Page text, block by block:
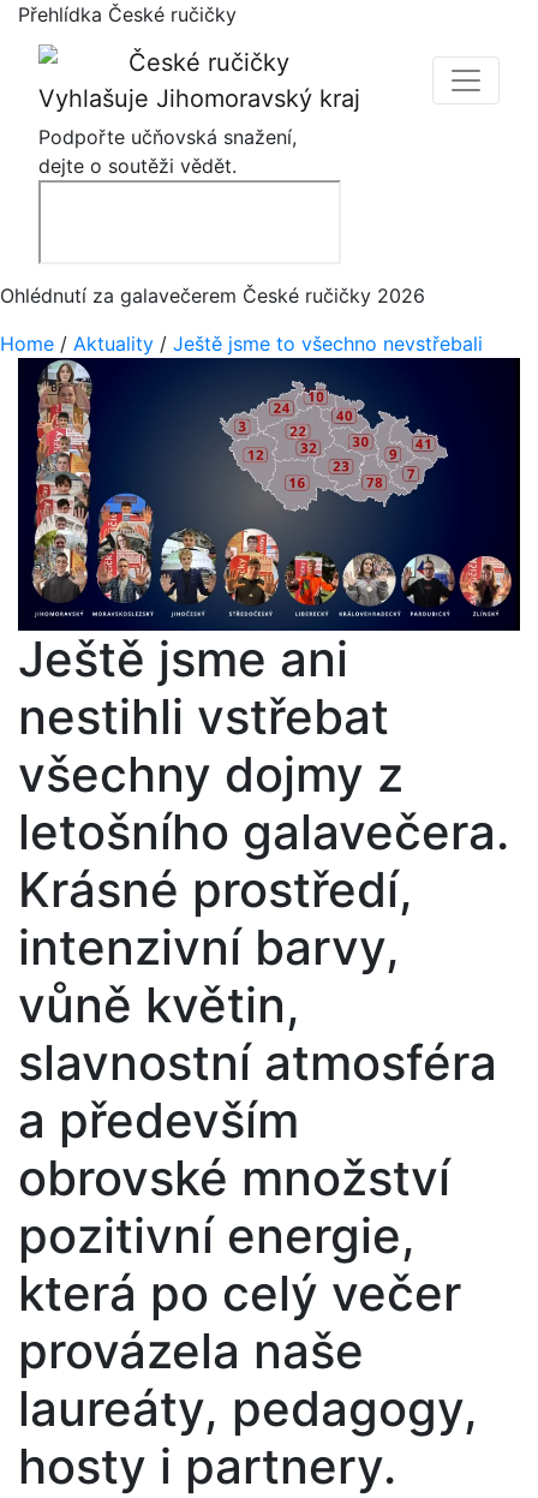
Přehlídka České ručičky
Vyhlašuje Jihomoravský kraj
Podpořte učňovská snažení,
dejte o soutěži vědět.
Ohlédnutí za galavečerem České ručičky 2026
Home / Aktuality / Ještě jsme to všechno nevstřebali
Ještě jsme ani
nestihli vstřebat
všechny dojmy z
letošního galavečera.
Krásné prostředí,
intenzivní barvy,
vůně květin,
slavnostní atmosféra
a především
obrovské množství
pozitivní energie,
která po celý večer
provázela naše
laureáty, pedagogy,
hosty i partnery.